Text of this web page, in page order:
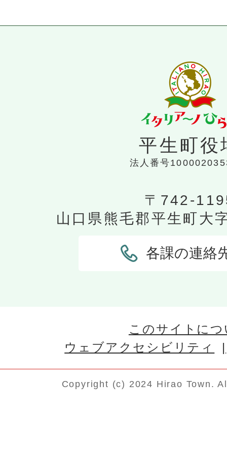
平生町役
法人番号
〒742-
山口県熊毛郡平生町大
各課の連絡
このサイトに
ウェブアクセシビリティ
Copyright (c) 2024 Hirao Town.